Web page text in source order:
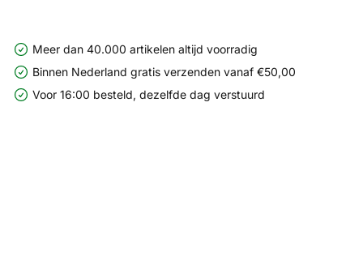
Meer dan 40.000 artikelen altijd voorradig
Binnen Nederland gratis verzenden vanaf €50,00
Voor 16:00 besteld, dezelfde dag verstuurd